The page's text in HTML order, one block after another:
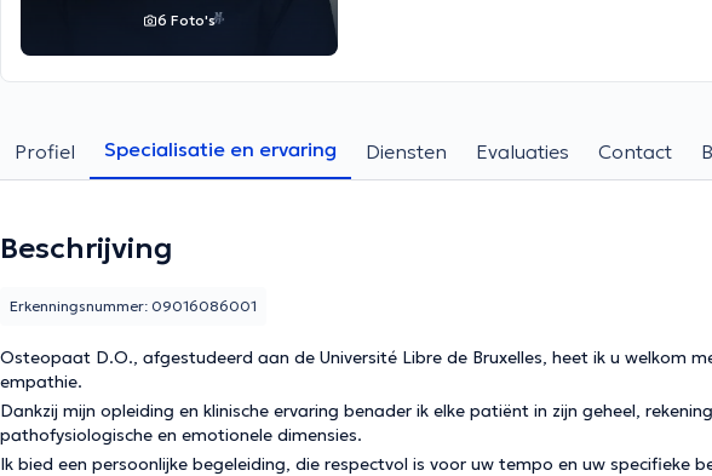
6 Foto's
Profiel Specialisatie en ervaring Diensten Evaluaties Contact
Beschrijving
Osteopaat D.O., afgestudeerd aan de Université Libre de Bruxelles, heet ik u welkom
empathie.
Dankzij mijn opleiding en klinische ervaring benader ik elke patiënt in zijn geheel,
pathofysiologische en emotionele dimensies.
Ik bied een persoonlijke begeleiding, die respectvol is voor uw tempo en uw specifieke
Erkenningsnummer: 09016086001